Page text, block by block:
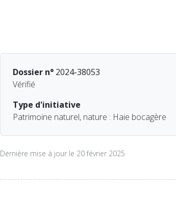
Dossier n°2024-38053
Vérifié
Type d'initiative
Patrimoine naturel, nature : Haie bocagère
Dernière mise à jour le 20 février 2025